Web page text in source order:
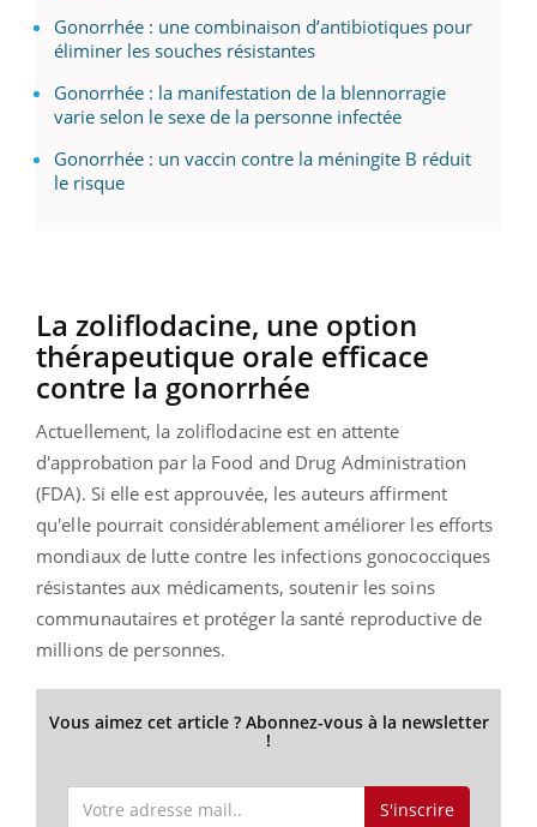
Gonorrhée : une combinaison d’antibiotiques pour
éliminer les souches résistantes
Gonorrhée : la manifestation de la blennorragie
varie selon le sexe de la personne infectée
Gonorrhée : un vaccin contre la méningite B réduit
le risque
La zoliflodacine, une option
thérapeutique orale efficace
contre la gonorrhée
Actuellement, la zoliflodacine est en attente
d'approbation par la Food and Drug Administration
(FDA). Si elle est approuvée, les auteurs affirment
qu'elle pourrait considérablement améliorer les efforts
mondiaux de lutte contre les infections gonococciques
résistantes aux médicaments, soutenir les soins
communautaires et protéger la santé reproductive de
millions de personnes.
Vous aimez cet article ? Abonnez-vous à la newsletter
!
S'inscrire